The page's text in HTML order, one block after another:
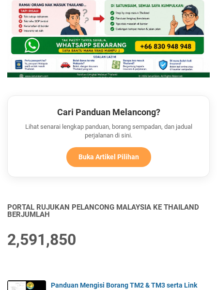
Cari Panduan Melancong?
Lihat senarai lengkap panduan, borang sempadan, dan jadual
perjalanan di sini.
Buka Artikel Pilihan
PORTAL RUJUKAN PELANCONG MALAYSIA KE THAILAND
BERJUMLAH
2,591,850
Panduan Mengisi Borang TM2 & TM3 serta Link